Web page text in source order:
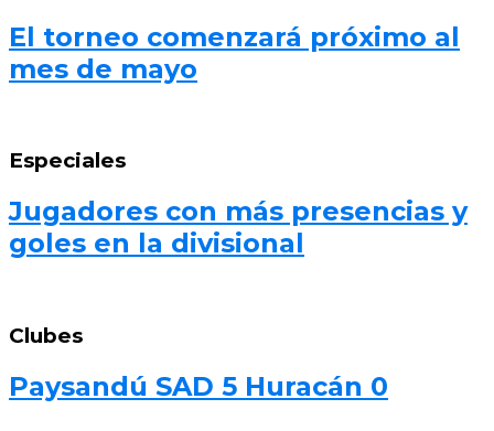
El torneo comenzará próximo al
mes de mayo
Especiales
Jugadores con más presencias y
goles en la divisional
Clubes
Paysandú SAD 5 Huracán 0